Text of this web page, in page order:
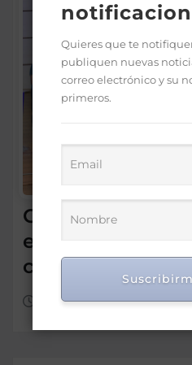
Gobierno
estudiantes por
ciencias y
Ago 4, 2026
Quieres que te
publiquen nuevas
correo electrónico y su
primeros.